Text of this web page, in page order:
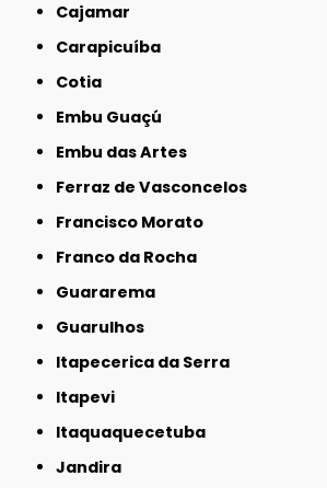
Cajamar
Carapicuíba
Cotia
Embu Guaçú
Embu das Artes
Ferraz de Vasconcelos
Francisco Morato
Franco da Rocha
Guararema
Guarulhos
Itapecerica da Serra
Itapevi
Itaquaquecetuba
Jandira